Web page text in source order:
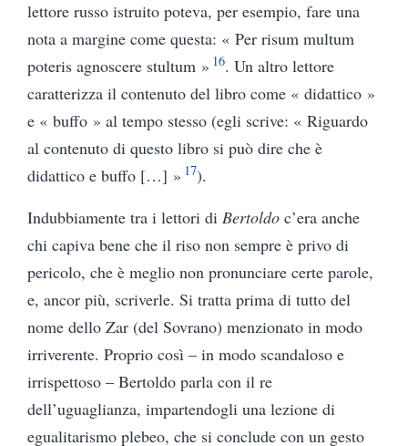
lettore russo istruito poteva, per esempio, fare una
nota a margine come questa: « Per risum multum
poteris agnoscere stultum » 16. Un altro lettore
caratterizza il contenuto del libro come « didattico »
e « buffo » al tempo stesso (egli scrive: « Riguardo
al contenuto di questo libro si può dire che è
didattico e buffo […] » 17).
Indubbiamente tra i lettori di Bertoldo c’era anche
chi capiva bene che il riso non sempre è privo di
pericolo, che è meglio non pronunciare certe parole,
e, ancor più, scriverle. Si tratta prima di tutto del
nome dello Zar (del Sovrano) menzionato in modo
irriverente. Proprio così – in modo scandaloso e
irrispettoso – Bertoldo parla con il re
dell’uguaglianza, impartendogli una lezione di
egualitarismo plebeo, che si conclude con un gesto